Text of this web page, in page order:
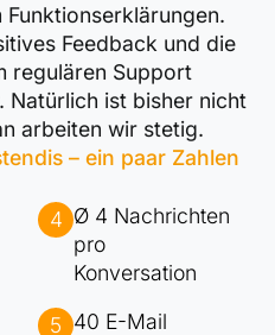
Feedback und die
regulären Support
ist bisher nicht
arbeiten wir stetig.
– ein paar Zahlen
4 Ø 4 Nachrichten
pro
Konversation
5 40 E-Mail